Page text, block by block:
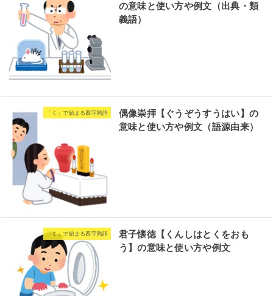
の意味と使い方や例文（出典・類
義語）
「く」で始まる四字熟語
偶像崇拝【ぐうぞうすうはい】の
意味と使い方や例文（語源由来）
「く」で始まる四字熟語
君子懐徳【くんしはとくをおも
う】の意味と使い方や例文